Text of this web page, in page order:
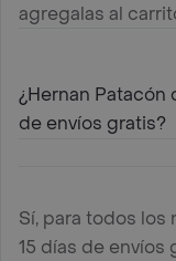
agregalas al
¿Hernan Patacón
de envíos gratis?
Sí, para todos los
15 días de envíos